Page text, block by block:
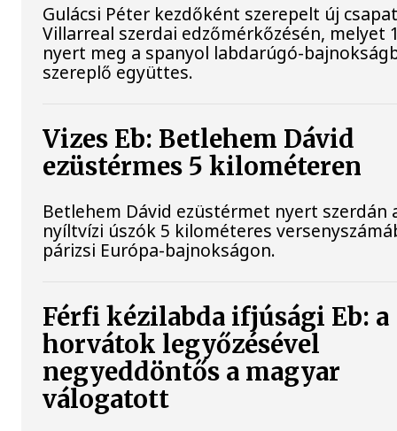
Gulácsi Péter kezdőként szerepelt új
Villarreal szerdai edzőmérkőzésén, melyet
nyert meg a spanyol labdarúgó-
szereplő együttes.
Vizes Eb: Betlehem Dávid
ezüstérmes 5 kilométeren
Betlehem Dávid ezüstérmet nyert szerdán
nyíltvízi úszók 5 kilométeres
párizsi Európa-bajnokságon.
Férfi kézilabda ifjúsági Eb: a
horvátok legyőzésével
negyeddöntős a magyar
válogatott